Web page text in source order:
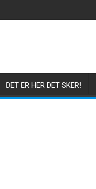
DET ER HER DET SKER!